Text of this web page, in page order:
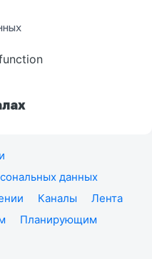
данных
Каналы
Лента
Планирующим